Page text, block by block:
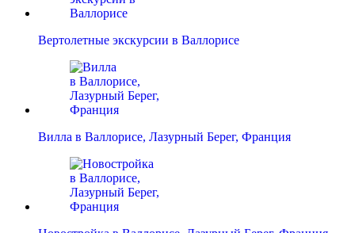
Вертолетные экскурсии в Валлорисе
Вилла в Валлорисе, Лазурный Берег, Франция